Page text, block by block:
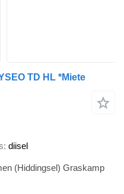
TD HL *Miete
diisel